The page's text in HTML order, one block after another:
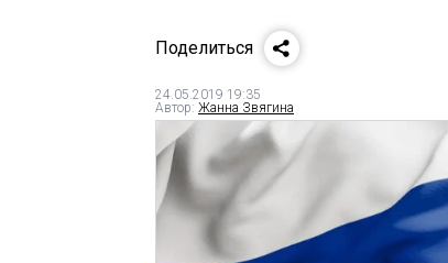
Поделиться
24.05.2019 19:35
Автор: Жанна Звягина